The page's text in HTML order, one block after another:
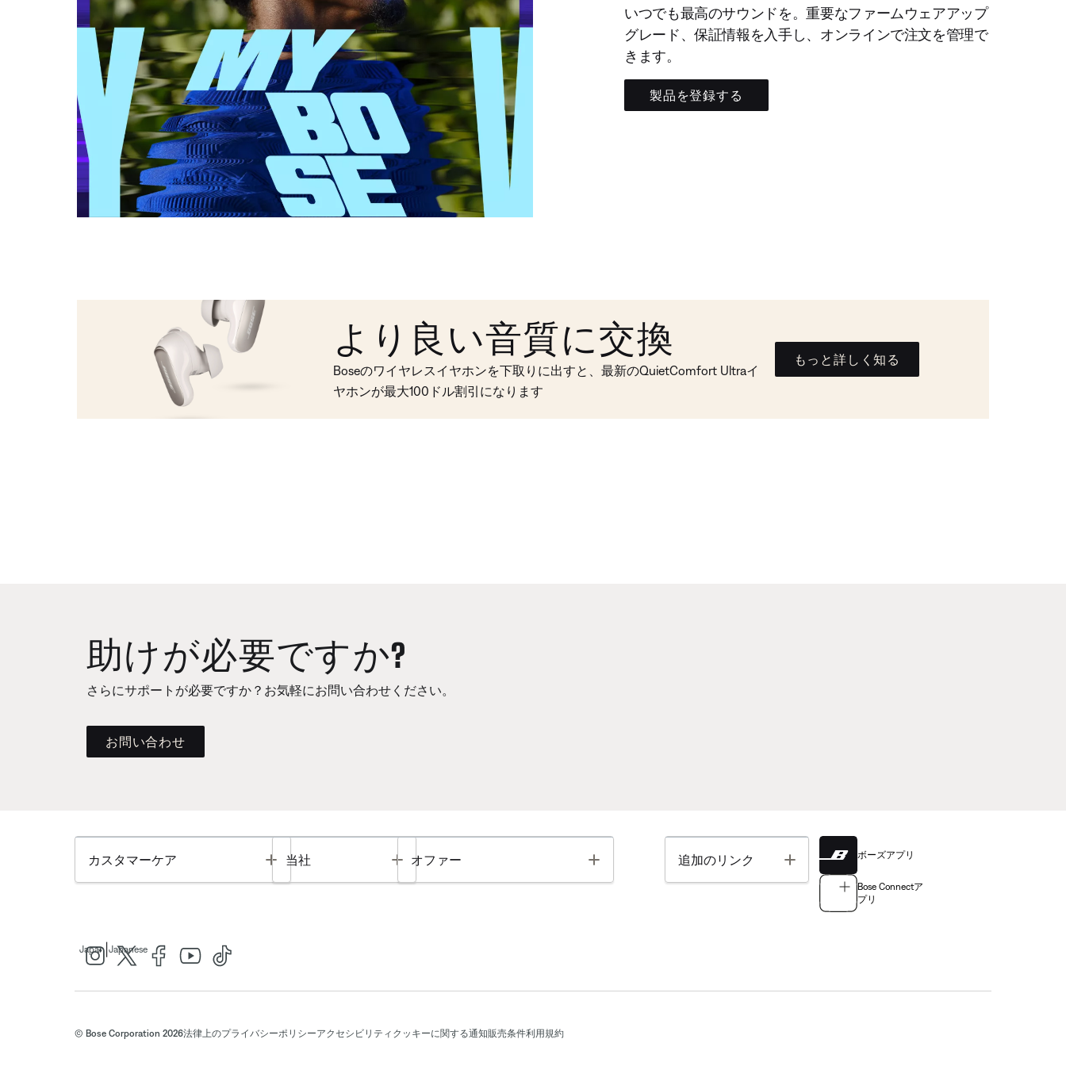
いつでも最高のサウンドを。重要なファームウェアアップ
グレード、保証情報を入手し、オンラインで注文を管理で
きます。
製品を登録する
より良い音質に交換
Boseのワイヤレスイヤホンを下取りに出すと、最新のQuietComfort Ultraイ
ヤホンが最大100ドル割引になります
もっと詳しく知る
助けが必要ですか?
さらにサポートが必要ですか？お気軽にお問い合わせください。
お問い合わせ
カスタマーケア Toggle
当社 Toggle
オファー Toggle 追加のリンク Toggle ボーズアプリ
Bose Connectア
プリ
Japan Japanese
© Bose Corporation 2026法律上のプライバシーポリシーアクセシビリティ クッキーに関する通知販売条件利用規約